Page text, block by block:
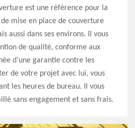
est une référence pour la
mise en place de couverture
aussi dans ses environs. Il vous
de qualité, conforme aux
d’une garantie contre les
de votre projet avec lui, vous
les heures de bureau. Il vous
sans engagement et sans frais.